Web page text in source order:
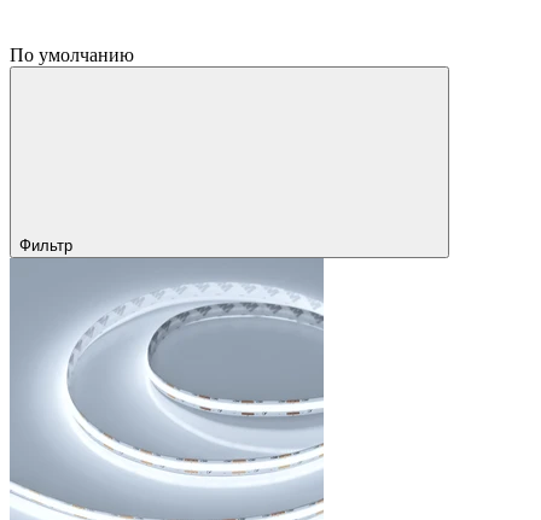
По умолчанию
Фильтр